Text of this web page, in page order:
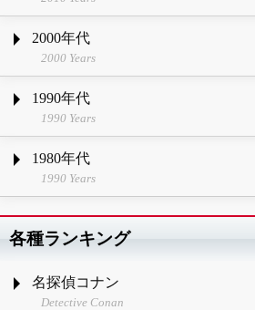
2000年代
2000 Years
1990年代
1990 Years
1980年代
1990 Years
各種ランキング
名探偵コナン
Detective Conan